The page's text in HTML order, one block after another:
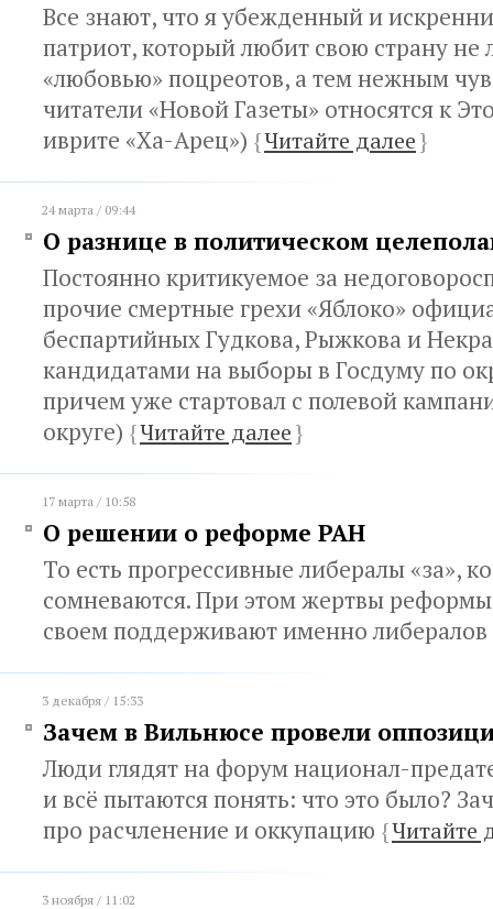
Все знают, что я убежденный и
патриот, который любит свою страну не
«любовью» поцреотов, а тем нежным
читатели «Новой Газеты» относятся к
иврите «Ха-Арец») {Читайте далее}
24 марта / 09:44
О разнице в политическом
Постоянно критикуемое за
прочие смертные грехи «Яблоко»
беспартийных Гудкова, Рыжкова и
кандидатами на выборы в Госдуму по
причем уже стартовал с полевой
округе) {Читайте далее}
17 марта / 10:58
О решении о реформе РАН
То есть прогрессивные либералы «за»,
сомневаются. При этом жертвы
своем поддерживают именно либералов
3 декабря / 15:33
Зачем в Вильнюсе провели
Люди глядят на форум национал-
и всё пытаются понять: что это было?
про расчленение и оккупацию {Читайте
3 ноября / 11:02